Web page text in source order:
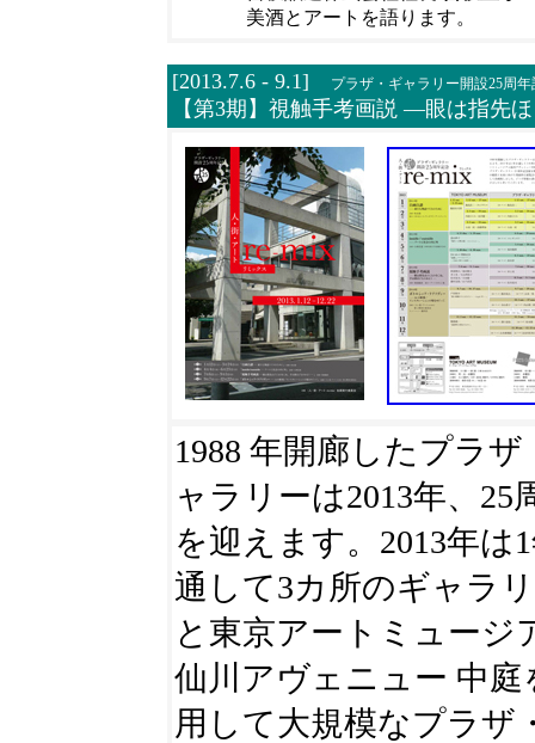
美酒とアートを語ります。
[2013.7.6 - 9.1] プラザ・ギャラリー開設25周
【第3期 】視触手考画説 ―眼は指先
1988 年開廊したプラザ
ャラリーは2013年、25
を迎えます。2013年は
通して3カ所のギャラ
と東京アートミュージ
仙川アヴェニュー 中庭
用して大規模なプラザ